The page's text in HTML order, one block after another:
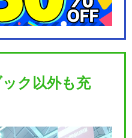
ク以外も充